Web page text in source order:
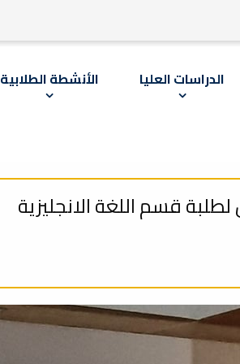
الدراسات العليا الأنشطة الطلابية
قسم اللغة الانجليزية